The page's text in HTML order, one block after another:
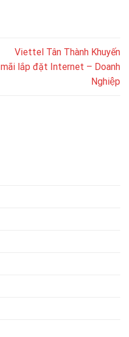
Viettel Tân Thành Khuyến
mãi lắp đặt Internet – Doanh
Nghiệp